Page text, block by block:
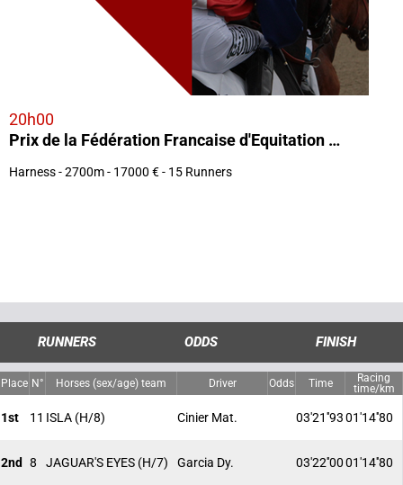
20h00
Prix de la Fédération Francaise d'Equitation (Prix de Namur)
Harness - 2700m - 17000 € - 15 Runners
RUNNERS ODDS FINISH
Place N° Horses (sex/age) team Driver Odds Time
Racing
time/km
1st 11 ISLA (H/8) Cinier Mat. 03'21''9301'14''80
2nd 8 JAGUAR'S EYES (H/7) Garcia Dy. 03'22''0001'14''80